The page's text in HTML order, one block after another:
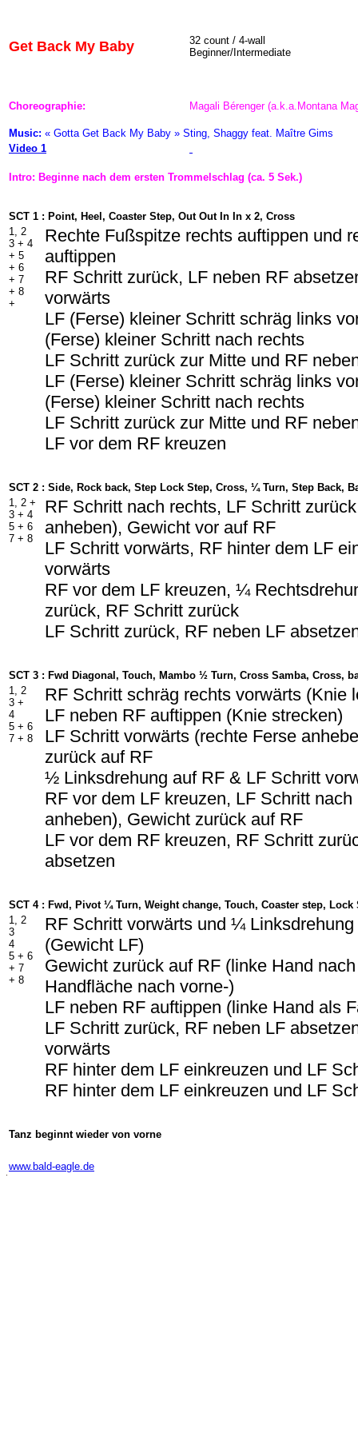
Get Back My Baby
32 count / 4-wall
Beginner/Intermediate
Choreographie: Magali Bérenger (a.k.a.Montana
Music: « Gotta Get Back My Baby » Sting, Shaggy feat. Maître Gims
Video 1
Intro: Beginne nach dem ersten Trommelschlag (ca. 5 Sek.)
SCT 1 : Point, Heel, Coaster Step, Out Out In In x 2, Cross
1, 2
3 + 4
+ 5
+ 6
+ 7
+ 8
+
Rechte Fußspitze rechts auftippen und
auftippen
RF Schritt zurück, LF neben RF
vorwärts
LF (Ferse) kleiner Schritt schräg links
(Ferse) kleiner Schritt nach rechts
LF Schritt zurück zur Mitte und RF
LF (Ferse) kleiner Schritt schräg links
(Ferse) kleiner Schritt nach rechts
LF Schritt zurück zur Mitte und RF
LF vor dem RF kreuzen
SCT 2 : Side, Rock back, Step Lock Step, Cross, ¼ Turn, Step Back,
1, 2 +
3 + 4
5 + 6
7 + 8
RF Schritt nach rechts, LF Schritt
anheben), Gewicht vor auf RF
LF Schritt vorwärts, RF hinter dem LF
vorwärts
RF vor dem LF kreuzen, ¼
zurück, RF Schritt zurück
LF Schritt zurück, RF neben LF
SCT 3 : Fwd Diagonal, Touch, Mambo ½ Turn, Cross Samba, Cross,
1, 2
3 +
4
5 + 6
7 + 8
RF Schritt schräg rechts vorwärts (Knie
LF neben RF auftippen (Knie strecken)
LF Schritt vorwärts (rechte Ferse
zurück auf RF
½ Linksdrehung auf RF & LF Schritt
RF vor dem LF kreuzen, LF Schritt
anheben), Gewicht zurück auf RF
LF vor dem RF kreuzen, RF Schritt
absetzen
SCT 4 : Fwd, Pivot ¼ Turn, Weight change, Touch, Coaster step, Lock
1, 2
3
4
5 + 6
+ 7
+ 8
RF Schritt vorwärts und ¼
(Gewicht LF)
Gewicht zurück auf RF (linke Hand
Handfläche nach vorne-)
LF neben RF auftippen (linke Hand als
LF Schritt zurück, RF neben LF
vorwärts
RF hinter dem LF einkreuzen und LF
RF hinter dem LF einkreuzen und LF
Tanz beginnt wieder von vorne
www.bald-eagle.de